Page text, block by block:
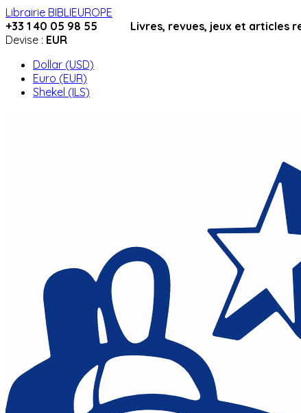
Librairie BIBLIEUROPE
+33 1 40 05 98 55 Livres, revues, jeux et articles
Devise : EUR
Dollar (USD)
Euro (EUR)
Shekel (ILS)